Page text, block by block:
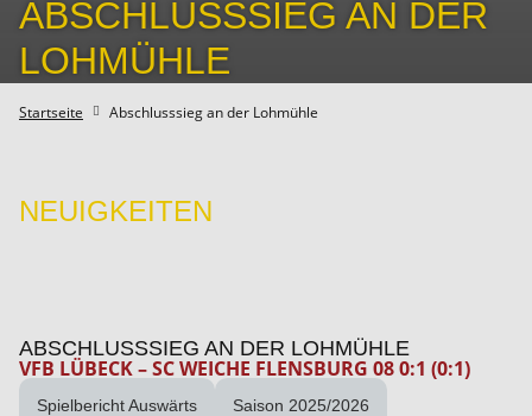
ABSCHLUSSSIEG AN DER
LOHMÜHLE
Startseite  Abschlusssieg an der Lohmühle
NEUIGKEITEN
ABSCHLUSSSIEG AN DER LOHMÜHLE
VFB LÜBECK – SC WEICHE FLENSBURG 08 0:1 (0:1)
Spielbericht Auswärts Saison 2025/2026